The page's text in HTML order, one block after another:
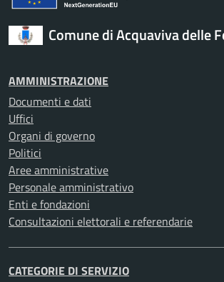
Comune di Acquaviva delle
AMMINISTRAZIONE
Documenti e dati
Uffici
Organi di governo
Politici
Aree amministrative
Personale amministrativo
Enti e fondazioni
Consultazioni elettorali e referendarie
CATEGORIE DI SERVIZIO